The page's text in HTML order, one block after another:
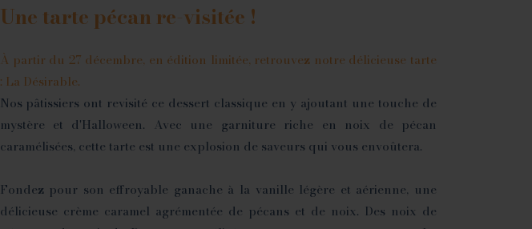
Une tarte pécan re-visitée !
À partir du 27 décembre, en édition limitée, retrouvez notre délicieuse tarte
: La Désirable.
Nos pâtissiers ont revisité ce dessert classique en y ajoutant une touche de
mystère et d'Halloween. Avec une garniture riche en noix de pécan
caramélisées, cette tarte est une explosion de saveurs qui vous envoûtera.
Fondez pour son effroyable ganache à la vanille légère et aérienne, une
délicieuse crème caramel agrémentée de pécans et de noix. Des noix de